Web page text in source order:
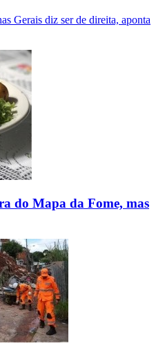
Gerais diz ser de direita, aponta
do Mapa da Fome, mas